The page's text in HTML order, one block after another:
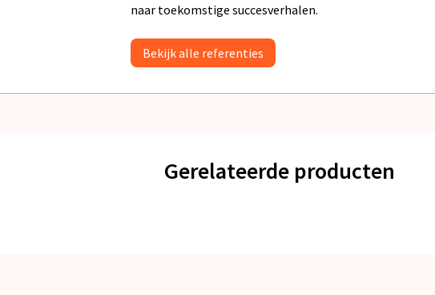
naar toekomstige succesverhalen.
Bekijk alle referenties
Gerelateerde producten